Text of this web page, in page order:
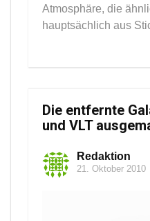
Atmosphäre, die
hauptsächlich aus
Die entfernte
und VLT
Redaktion
21. Oktober 2010